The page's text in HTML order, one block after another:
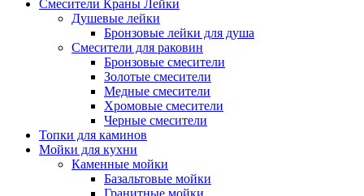
Смесители Краны Лейки
Душевые лейки
Бронзовые лейки для душа
Смесители для раковин
Бронзовые смесители
Золотые смесители
Медные смесители
Хромовые смесители
Черные смесители
Топки для каминов
Мойки для кухни
Каменные мойки
Базальтовые мойки
Гранитные мойки